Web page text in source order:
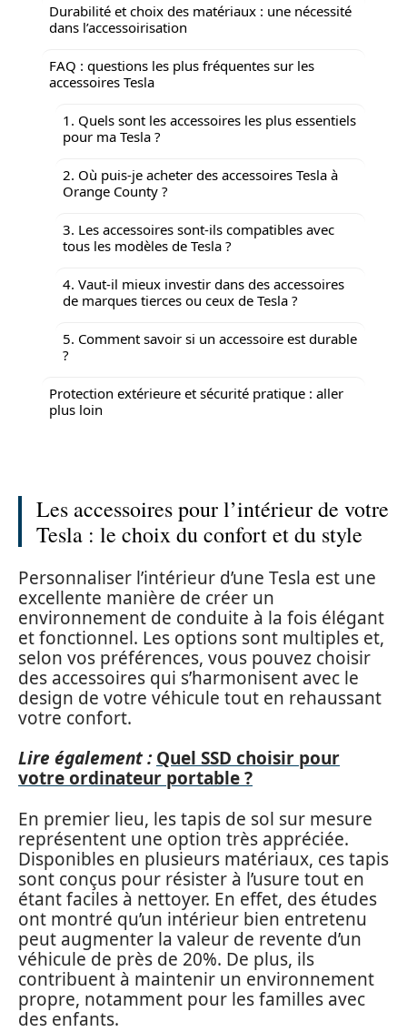
Durabilité et choix des matériaux : une nécessité
dans l’accessoirisation
FAQ : questions les plus fréquentes sur les
accessoires Tesla
1. Quels sont les accessoires les plus essentiels
pour ma Tesla ?
2. Où puis-je acheter des accessoires Tesla à
Orange County ?
3. Les accessoires sont-ils compatibles avec
tous les modèles de Tesla ?
4. Vaut-il mieux investir dans des accessoires
de marques tierces ou ceux de Tesla ?
5. Comment savoir si un accessoire est durable
?
Protection extérieure et sécurité pratique : aller
plus loin
Les accessoires pour l’intérieur de votre
Tesla : le choix du confort et du style
Personnaliser l’intérieur d’une Tesla est une
excellente manière de créer un
environnement de conduite à la fois élégant
et fonctionnel. Les options sont multiples et,
selon vos préférences, vous pouvez choisir
des accessoires qui s’harmonisent avec le
design de votre véhicule tout en rehaussant
votre confort.
Lire également : Quel SSD choisir pour
votre ordinateur portable ?
En premier lieu, les tapis de sol sur mesure
représentent une option très appréciée.
Disponibles en plusieurs matériaux, ces tapis
sont conçus pour résister à l’usure tout en
étant faciles à nettoyer. En effet, des études
ont montré qu’un intérieur bien entretenu
peut augmenter la valeur de revente d’un
véhicule de près de 20%. De plus, ils
contribuent à maintenir un environnement
propre, notamment pour les familles avec
des enfants.